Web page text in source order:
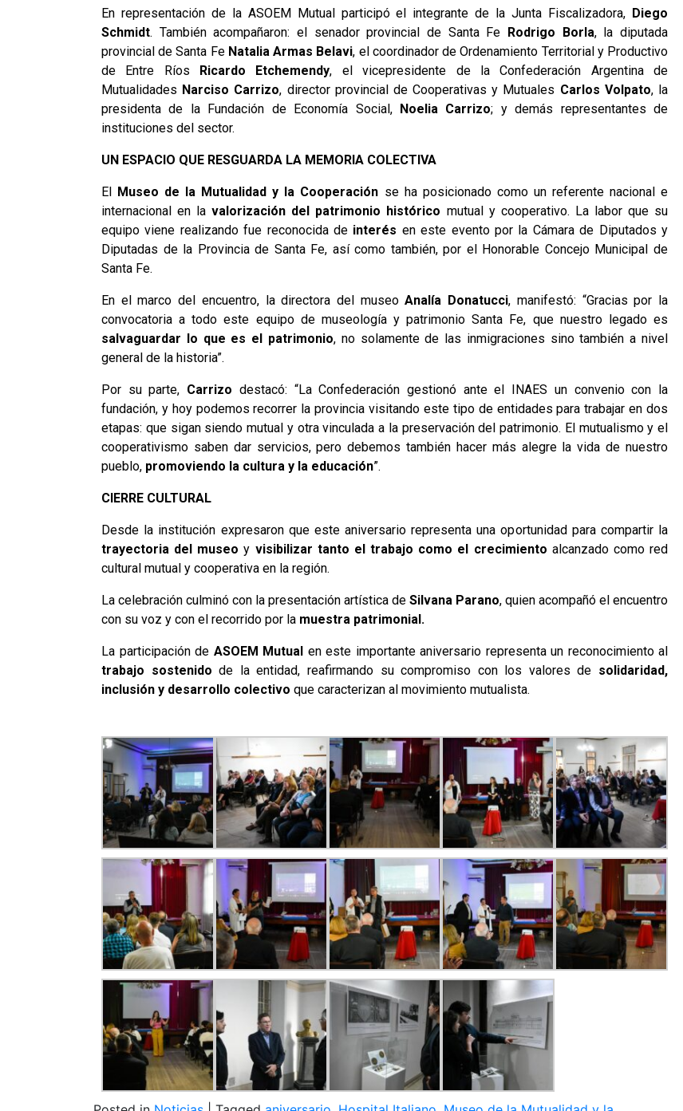
En representación de la ASOEM Mutual participó el integrante de la Junta Fiscalizadora, Diego
Schmidt. También acompañaron: el senador provincial de Santa Fe Rodrigo Borla, la diputada
provincial de Santa Fe Natalia Armas Belavi, el coordinador de Ordenamiento Territorial y Productivo
de Entre Ríos Ricardo Etchemendy, el vicepresidente de la Confederación Argentina de
Mutualidades Narciso Carrizo, director provincial de Cooperativas y Mutuales Carlos Volpato, la
presidenta de la Fundación de Economía Social, Noelia Carrizo; y demás representantes de
instituciones del sector.
UN ESPACIO QUE RESGUARDA LA MEMORIA COLECTIVA
El Museo de la Mutualidad y la Cooperación se ha posicionado como un referente nacional e
internacional en lavalorización del patrimonio histórico mutual y cooperativo. La labor que su
equipo viene realizando fue reconocida de interés en este evento por la Cámara de Diputados y
Diputadas de la Provincia de Santa Fe, así como también, por el Honorable Concejo Municipal de
Santa Fe.
En el marco del encuentro, la directora del museoAnalía Donatucci, manifestó: “Gracias por la
convocatoria a todo este equipo de museología y patrimonio Santa Fe, que nuestro legado es
salvaguardar lo que es el patrimonio, no solamente de las inmigraciones sino también a nivel
general de la historia”.
Por su parte, Carrizo destacó: “La Confederación gestionó ante el INAES un convenio con la
fundación, y hoy podemos recorrer la provincia visitando este tipo de entidades para trabajar en dos
etapas: que sigan siendo mutual y otra vinculada a la preservación del patrimonio. El mutualismo y el
cooperativismo saben dar servicios, pero debemos también hacer más alegre la vida de nuestro
pueblo, promoviendo la cultura y la educación”.
CIERRE CULTURAL
Desde la institución expresaron que este aniversario representa una oportunidad para compartir la
trayectoria del museo y visibilizar tanto el trabajo como el crecimiento alcanzado como red
cultural mutual y cooperativa en la región.
La celebración culminó con la presentación artística de Silvana Parano, quien acompañó el encuentro
con su voz y con el recorrido por la muestra patrimonial.
La participación de ASOEM Mutual en este importante aniversario representa un reconocimiento al
trabajo sostenido de la entidad, reafirmando su compromiso con los valores de solidaridad,
inclusión y desarrollo colectivo que caracterizan al movimiento mutualista.